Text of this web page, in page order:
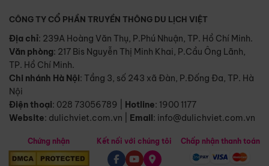
CÔNG TY CỔ PHẦN TRUYỀN THÔNG DU LỊCH VIỆT
Địa chỉ: 239A Hoàng Văn Thụ, P.Phú Nhuận, TP. Hồ Chí Minh.
Văn phòng: 217 Bis Nguyễn Thị Minh Khai, P.Cầu Ông Lãnh,
TP. Hồ Chí Minh.
Chi nhánh Hà Nội: Tầng 3, số 243 xã Đàn, P.Đống Đa, TP. Hà
Nội
Điện thoại: 028 73056789 Hotline: 1900 1177
Website: dulichviet.com.vn Email: info@dulichviet.com.vn
Chứng nhận Kết nối với chúng tôi Chấp nhận thanh toán